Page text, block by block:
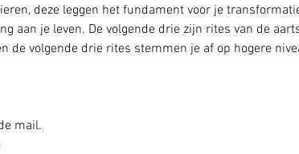
deze leggen het fundament voor je
aan je leven. De volgende drie zijn rites van de
de volgende drie rites stemmen je af op hogere
mail.